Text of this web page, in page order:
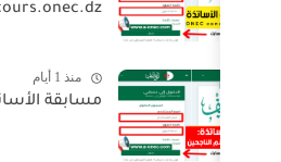
concours.onec.dz
مسابقة الأساتذة - اعلان النتائج 2026